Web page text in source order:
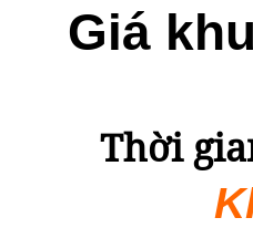
Giá
Thời